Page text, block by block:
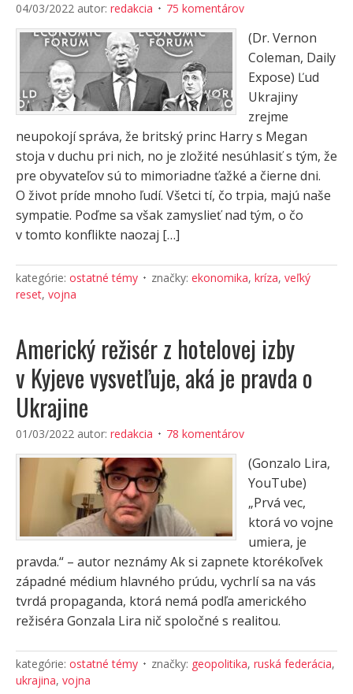
04/03/2022 autor: redakcia 75 komentárov
(Dr. Vernon
Coleman, Daily
Expose) Ľud
Ukrajiny
zrejme
neupokojí správa, že britský princ Harry s Megan
stoja v duchu pri nich, no je zložité nesúhlasiť s tým, že
pre obyvateľov sú to mimoriadne ťažké a čierne dni.
O život príde mnoho ľudí. Všetci tí, čo trpia, majú naše
sympatie. Poďme sa však zamyslieť nad tým, o čo
v tomto konflikte naozaj […]
kategórie: ostatné témy značky: ekonomika, kríza, veľký
reset, vojna
Americký režisér z hotelovej izby
v Kyjeve vysvetľuje, aká je pravda o
Ukrajine
01/03/2022 autor: redakcia 78 komentárov
(Gonzalo Lira,
YouTube)
„Prvá vec,
ktorá vo vojne
umiera, je
pravda.“ – autor neznámy Ak si zapnete ktorékoľvek
západné médium hlavného prúdu, vychrlí sa na vás
tvrdá propaganda, ktorá nemá podľa amerického
režiséra Gonzala Lira nič spoločné s realitou.
kategórie: ostatné témy značky: geopolitika, ruská federácia,
ukrajina, vojna